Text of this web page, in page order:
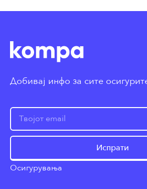
Добивај инфо за сите
Испрати
Осигурувања